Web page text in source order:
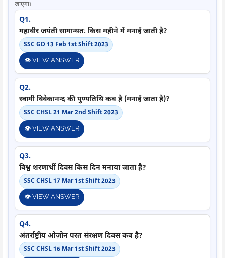
जाएगा।
Q1.
महावीर जयंती सामान्यतः किस महीने में मनाई जाती है?
SSC GD 13 Feb 1st Shift 2023
👁️ VIEW ANSWER
Q2.
स्वामी विवेकानन्द की पुण्यतिथि कब है (मनाई जाता है)?
SSC CHSL 21 Mar 2nd Shift 2023
👁️ VIEW ANSWER
Q3.
विश्व शरणार्थी दिवस किस दिन मनाया जाता है?
SSC CHSL 17 Mar 1st Shift 2023
👁️ VIEW ANSWER
Q4.
अंतर्राष्ट्रीय ओज़ोन परत संरक्षण दिवस कब है?
SSC CHSL 16 Mar 1st Shift 2023